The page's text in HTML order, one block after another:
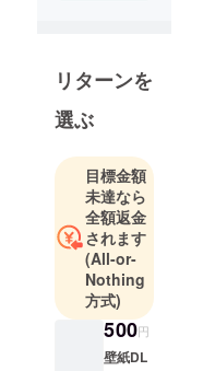
げていきま
す。
リターンを
選ぶ
目標金額
未達なら
全額返金
されます
(All-or-
Nothing
方式)
500円
壁紙DL